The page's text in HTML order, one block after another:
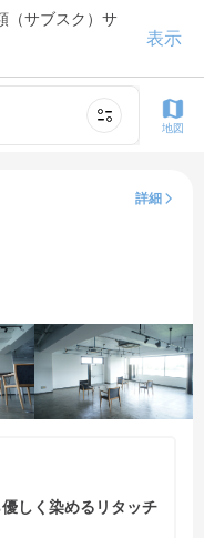
（サブスク）サ
表示
地図
詳細
しく染めるリタッチ